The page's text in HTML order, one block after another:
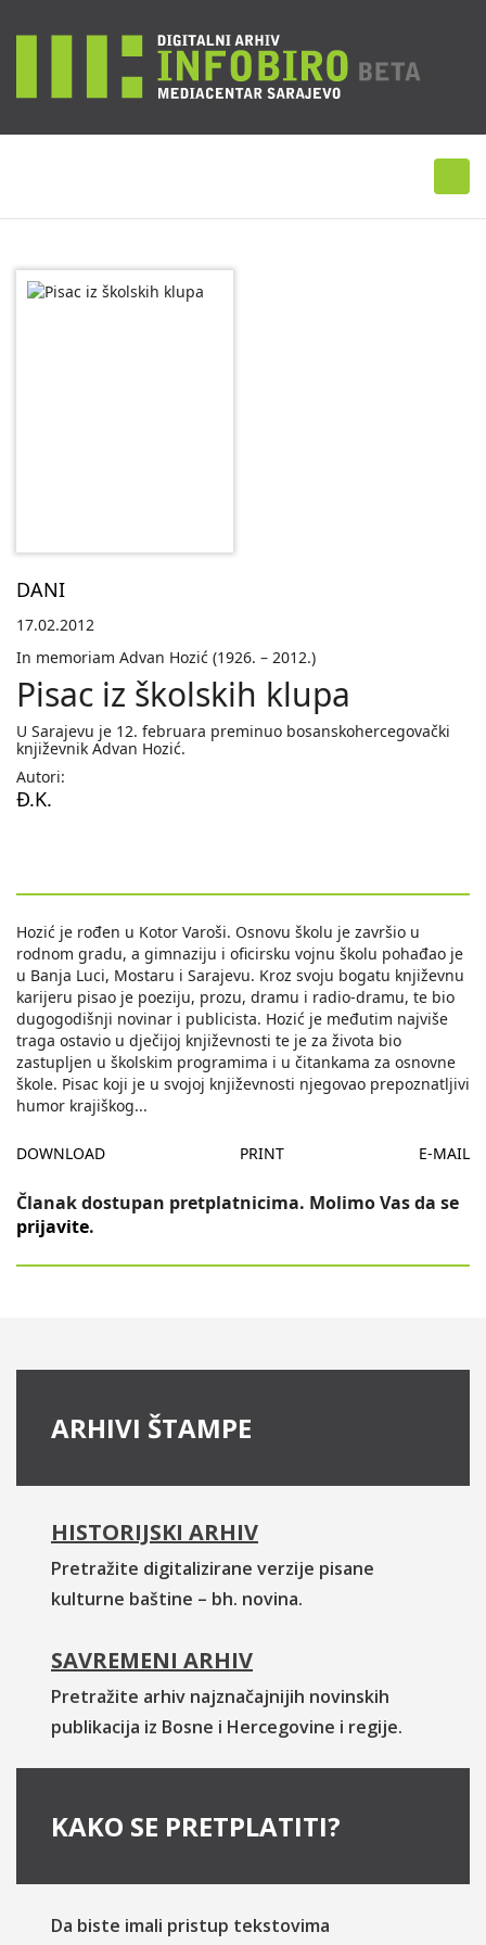
DANI
17.02.2012
In memoriam Advan Hozić (1926. – 2012.)
Pisac iz školskih klupa
U Sarajevu je 12. februara preminuo bosanskohercegovački
književnik Advan Hozić.
Autori:
Đ.K.
Hozić je rođen u Kotor Varoši. Osnovu školu je završio u
rodnom gradu, a gimnaziju i oficirsku vojnu školu pohađao je
u Banja Luci, Mostaru i Sarajevu. Kroz svoju bogatu književnu
karijeru pisao je poeziju, prozu, dramu i radio-dramu, te bio
dugogodišnji novinar i publicista. Hozić je međutim najviše
traga ostavio u dječijoj književnosti te je za života bio
zastupljen u školskim programima i u čitankama za osnovne
škole. Pisac koji je u svojoj književnosti njegovao prepoznatljivi
humor krajiškog...
DOWNLOAD PRINT E-MAIL
Članak dostupan pretplatnicima. Molimo Vas da se
prijavite.
ARHIVI ŠTAMPE
HISTORIJSKI ARHIV
Pretražite digitalizirane verzije pisane
kulturne baštine – bh. novina.
SAVREMENI ARHIV
Pretražite arhiv najznačajnijih novinskih
publikacija iz Bosne i Hercegovine i regije.
KAKO SE PRETPLATITI?
Da biste imali pristup tekstovima